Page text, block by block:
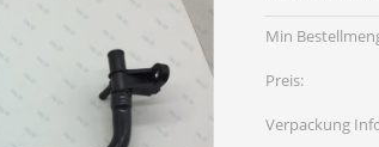
Min
Preis:
Verpackung